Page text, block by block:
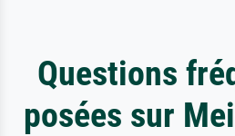
Questions
posées sur